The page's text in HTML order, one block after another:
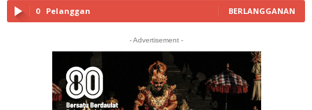
0 Pelanggan BERLANGGANAN
- Advertisement -